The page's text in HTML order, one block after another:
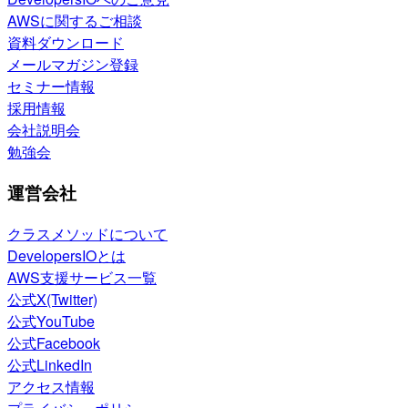
AWSに関するご相談
資料ダウンロード
メールマガジン登録
セミナー情報
採用情報
会社説明会
勉強会
運営会社
クラスメソッドについて
DevelopersIOとは
AWS支援サービス一覧
公式X(Twitter)
公式YouTube
公式Facebook
公式LinkedIn
アクセス情報